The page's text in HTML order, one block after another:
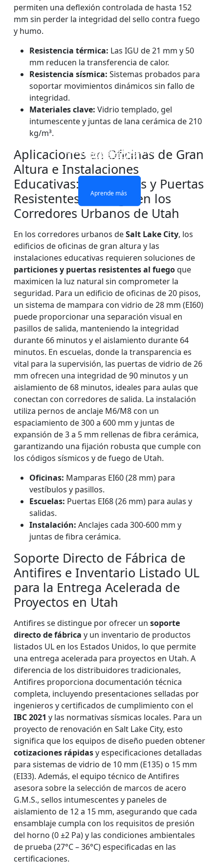
UNA SOLA CAPA
doble capa
CON ACRISTALAMIENTO
IGNÍFUGO
Aprende más
VIDRIO RESISTENTE AL
FUEGO
Aprende más
permiten una deflexión controlada de hasta 152
mm sin perder la integridad del sello contra fuego
y humo.
Resistencia térmica: Las IGU de 21 mm y 50
mm reducen la transferencia de calor.
Resistencia sísmica: Sistemas probados para
soportar movimientos dinámicos sin fallo de
integridad.
Materiales clave: Vidrio templado, gel
intumescente y juntas de lana cerámica de 210
kg/m³.
Aplicaciones en Oficinas de Gran
Altura e Instalaciones
Educativas: Particiones y Puertas
Resistentes al Fuego en los
Corredores Urbanos de Utah
En los corredores urbanos deSalt Lake City, los
edificios de oficinas de gran altura y las
instalaciones educativas requieren soluciones de
particiones y puertas resistentes al fuegoque
maximicen la luz natural sin comprometer la
seguridad. Para un edificio de oficinas de 20 pisos,
un sistema de mampara con vidrio de 28 mm (EI60)
puede proporcionar una separación visual en
pasillos de salida, manteniendo la integridad
durante 66 minutos y el aislamiento durante 64
minutos. En escuelas, donde la transparencia es
vital para la supervisión, las puertas de vidrio de 26
mm ofrecen una integridad de 90 minutos y un
aislamiento de 68 minutos, ideales para aulas que
conectan con corredores de salida. La instalación
utiliza pernos de anclaje M6/M8 con un
espaciamiento de 300 a 600 mm y juntas de
expansión de 3 a 5 mm rellenas de fibra cerámica,
garantizando una fijación robusta que cumple con
los códigos sísmicos y de fuego de Utah.
Oficinas: Mamparas EI60 (28 mm) para
vestíbulos y pasillos.
Escuelas: Puertas EI68 (26 mm) para aulas y
salidas.
Instalación: Anclajes cada 300-600 mm y
juntas de fibra cerámica.
Soporte Directo de Fábrica de
Antifires e Inventario Listado UL
para la Entrega Acelerada de
Proyectos en Utah
Antifires se distingue por ofrecer un soporte
directo de fábrica y un inventario de productos
listados UL en los Estados Unidos, lo que permite
una entrega acelerada para proyectos en Utah. A
diferencia de los distribuidores tradicionales,
Antifires proporciona documentación técnica
completa, incluyendo presentaciones selladas por
ingenieros y certificados de cumplimiento con el
IBC 2021 y las normativas sísmicas locales. Para un
proyecto de renovación en Salt Lake City, esto
significa que los equipos de diseño pueden obtener
cotizaciones rápidasy especificaciones detalladas
para sistemas de vidrio de 10 mm (E135) o 15 mm
(EI33). Además, el equipo técnico de Antifires
asesora sobre la selección de marcos de acero
G.M.S., sellos intumescentes y paneles de
aislamiento de 12 a 15 mm, asegurando que cada
ensamblaje cumpla con los requisitos de presión
del horno (0 ±2 Pa) y las condiciones ambientales
de prueba (27°C – 36°C) especificadas en las
certificaciones.